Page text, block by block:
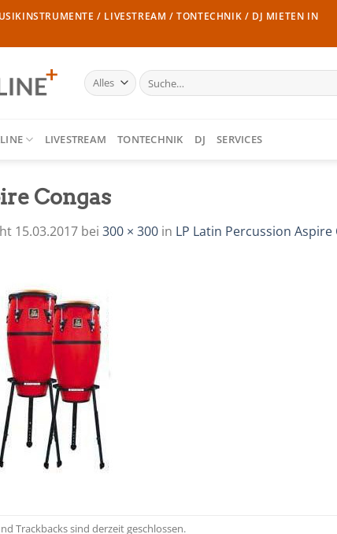
/ LIVESTREAM / TONTECHNIK / DJ MIETEN IN
Suche
nach:
LIVESTREAM TONTECHNIK DJ SERVICES
Congas
15.03.2017 bei 300 × 300 in LP Latin Percussion Aspire
Trackbacks sind derzeit geschlossen.